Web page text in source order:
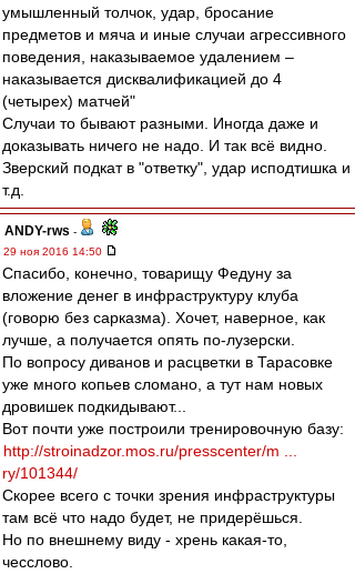
умышленный толчок, удар, бросание
предметов и мяча и иные случаи агрессивного
поведения, наказываемое удалением –
наказывается дисквалификацией до 4
(четырех) матчей"
Случаи то бывают разными. Иногда даже и
доказывать ничего не надо. И так всё видно.
Зверский подкат в "ответку", удар исподтишка и
т.д.
ANDY-rws -
29 ноя 2016 14:50
Спасибо, конечно, товарищу Федуну за
вложение денег в инфраструктуру клуба
(говорю без сарказма). Хочет, наверное, как
лучше, а получается опять по-лузерски.
По вопросу диванов и расцветки в Тарасовке
уже много копьев сломано, а тут нам новых
дровишек подкидывают...
Вот почти уже построили тренировочную базу:
http://stroinadzor.mos.ru/presscenter/m ...
ry/101344/
Скорее всего с точки зрения инфраструктуры
там всё что надо будет, не придерёшься.
Но по внешнему виду - хрень какая-то,
чесслово.